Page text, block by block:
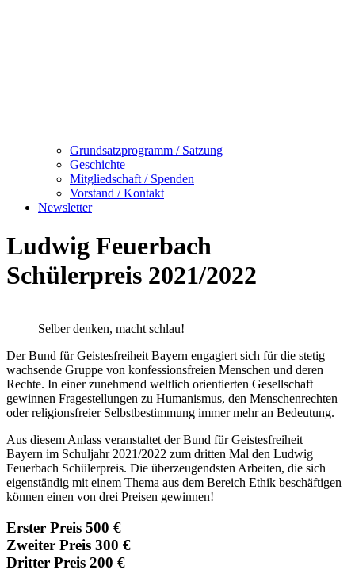
Grundsatzprogramm / Satzung
Geschichte
Mitgliedschaft / Spenden
Vorstand / Kontakt
Newsletter
Ludwig Feuerbach
Schülerpreis 2021/2022
Selber denken, macht schlau!
Der Bund für Geistesfreiheit Bayern engagiert sich für die stetig
wachsende Gruppe von konfessionsfreien Menschen und deren
Rechte. In einer zunehmend weltlich orientierten Gesellschaft
gewinnen Fragestellungen zu Humanismus, den Menschenrechten
oder religionsfreier Selbstbestimmung immer mehr an Bedeutung.
Aus diesem Anlass veranstaltet der Bund für Geistesfreiheit
Bayern im Schuljahr 2021/2022 zum dritten Mal den Ludwig
Feuerbach Schülerpreis. Die überzeugendsten Arbeiten, die sich
eigenständig mit einem Thema aus dem Bereich Ethik beschäftigen
können einen von drei Preisen gewinnen!
Erster Preis 500 €
Zweiter Preis 300 €
Dritter Preis 200 €